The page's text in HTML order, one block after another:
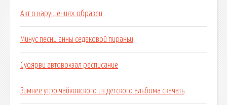
Акт о нарушениях образец
Минус песни анны седаковой пираньи
Суоярви автовокзал расписание
Зимнее утро чайковского из детского альбома скачать